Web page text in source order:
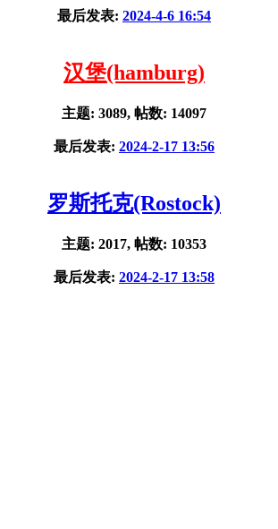
最后发表: 2024-4-6 16:54
汉堡(hamburg)
主题: 3089, 帖数: 14097
最后发表: 2024-2-17 13:56
罗斯托克(Rostock)
主题: 2017, 帖数: 10353
最后发表: 2024-2-17 13:58